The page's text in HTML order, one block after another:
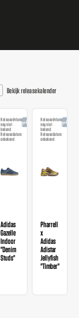
Bekijk releasekalender
Releasedatum
nog niet
bekend
Releasedatum
onbekend
Aangekondigd
Adidas
Gazelle
Indoor
"Denim
Studs"
Releasedatum
nog niet
bekend
Releasedatum
onbekend
Pharrell
x
Adidas
Adistar
Jellyfish
"Timber"